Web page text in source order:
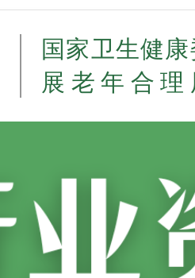
国家卫生健
展老年合
（